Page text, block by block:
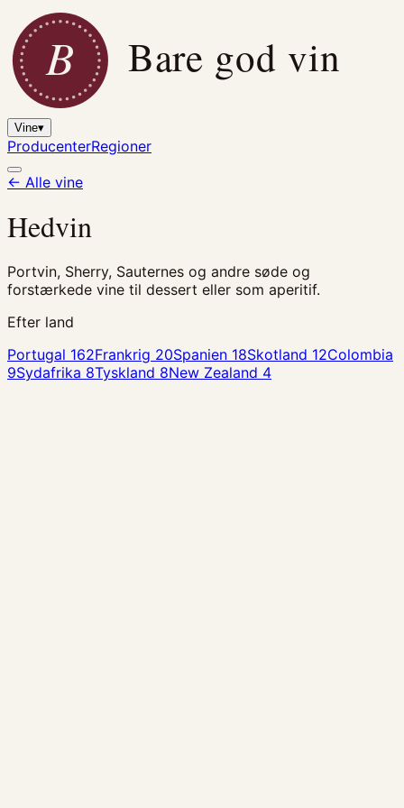
B Bare god vin
Vine▾
ProducenterRegioner
← Alle vine
Hedvin
Portvin, Sherry, Sauternes og andre søde og
forstærkede vine til dessert eller som aperitif.
Efter land
Portugal 162Frankrig 20Spanien 18Skotland 12Colombia
9Sydafrika 8Tyskland 8New Zealand 4